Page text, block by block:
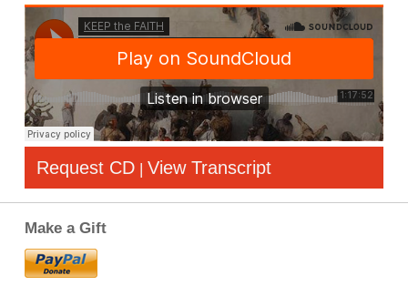
Request CD | View Transcript
Make a Gift